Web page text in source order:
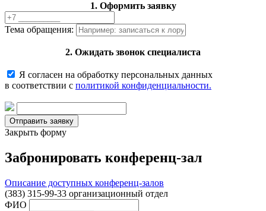
1. Оформить заявку
Тема обращения:
2. Ожидать звонок специалиста
Я согласен на обработку персональных данных
в соответствии с политикой конфиденциальности.
Закрыть форму
Забронировать конференц-зал
Описание доступных конференц-залов
(383) 315-99-33 организационный отдел
ФИО